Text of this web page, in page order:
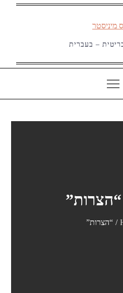
– בעברית
“הצרות”
“הצרות”